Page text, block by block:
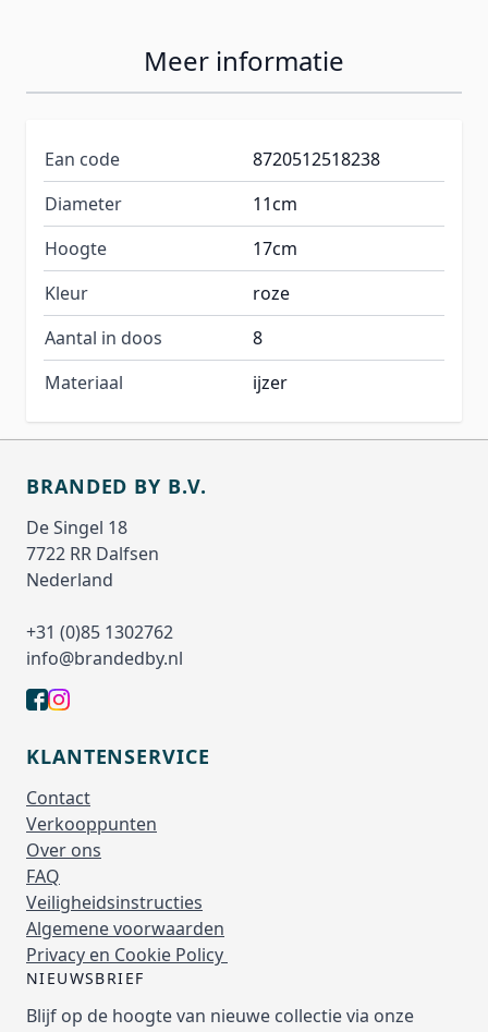
Meer informatie
Ean code
8720512518238
Diameter
11cm
Hoogte
17cm
Kleur
roze
Aantal in doos
8
Materiaal
ijzer
BRANDED BY B.V.
De Singel 18
7722 RR Dalfsen
Nederland
+31 (0)85 1302762
info@brandedby.nl
KLANTENSERVICE
Contact
Verkooppunten
Over ons
FAQ
Veiligheidsinstructies
Algemene voorwaarden
Privacy en Cookie Policy
NIEUWSBRIEF
Blijf op de hoogte van nieuwe collectie via onze